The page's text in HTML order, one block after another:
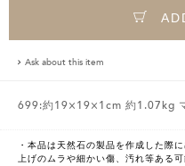
Ask about this item
699:約19×19×1cm 約1.07kg
・本品は天然石の製品を作成した際
上げのムラや細かい傷、汚れ等ある